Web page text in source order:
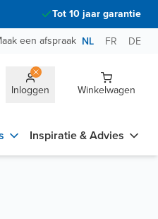
Tot 10 jaar garantie
een afspraak NL FR DE
Inloggen Winkelwagen
Inspiratie & Advies